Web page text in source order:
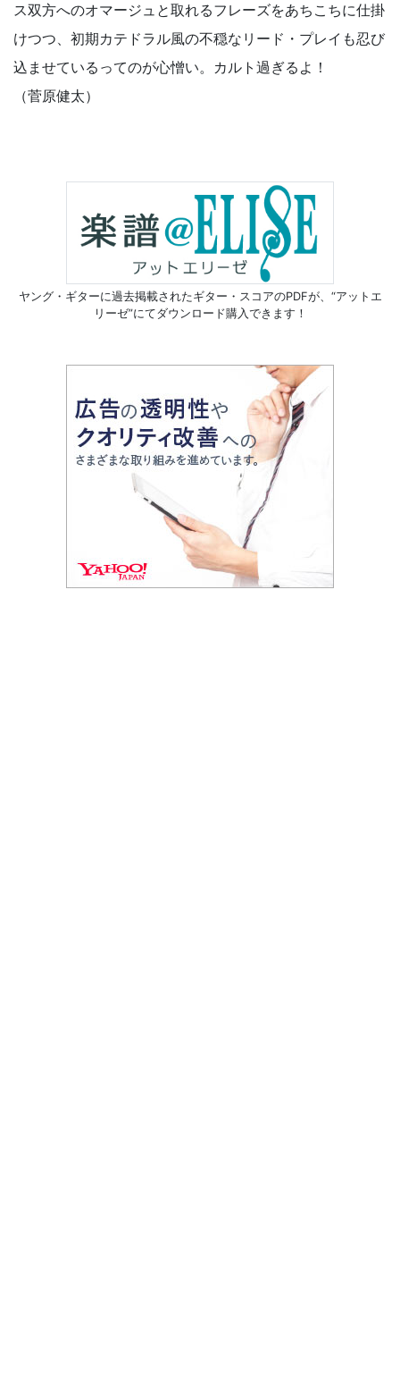
ス双方へのオマージュと取れるフレーズをあちこちに仕掛
けつつ、初期カテドラル風の不穏なリード・プレイも忍び
込ませているってのが心憎い。カルト過ぎるよ！
（菅原健太）
ヤング・ギターに過去掲載されたギター・スコアのPDFが、 “アットエ
リーゼ”にてダウンロード購入できます！